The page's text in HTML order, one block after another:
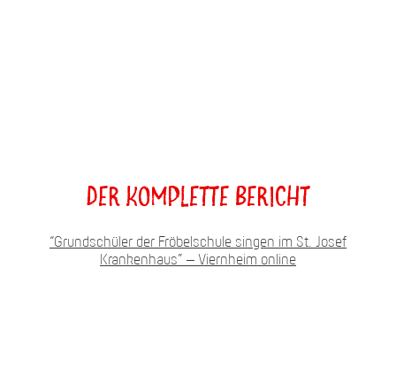
Der komplette Bericht
“Grundschüler der Fröbelschule singen im St. Josef
Krankenhaus” – Viernheim online